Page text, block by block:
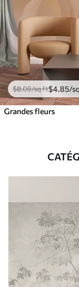
$8.08/sq ft$4 .85/
Grandes fleurs